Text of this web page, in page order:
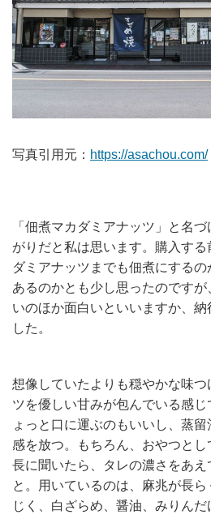
写真引用元： https://asachou.com/
「佃煮マカダミアナッツ」と名
がりだと私は思います。購入す
ダミアナッツまでも佃煮にする
あるのかとも少し思ったのです
いのほか面白いといいますか、
した。
想像していたよりも穏やかな味
ツを優しい甘みが包んでいる感
ょっと口に運ぶのもいいし、蒸
感を放つ。もちろん、おやつと
長に聞いたら、タレの濃さをあえ
と。用いているのは、麻兆が長
じく、白ざらめ、醤油、みりん